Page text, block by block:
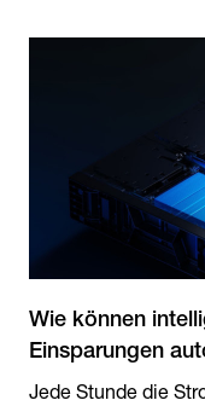
Wie können
Einsparungen
Jede Stunde die